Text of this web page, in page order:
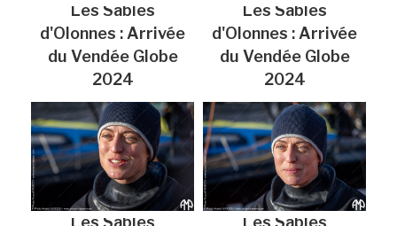
Les Sables
d'Olonnes : Arrivée
du Vendée Globe
2024
Les Sables
d'Olonnes : Arrivée
du Vendée Globe
2024
Les Sables
Les Sables